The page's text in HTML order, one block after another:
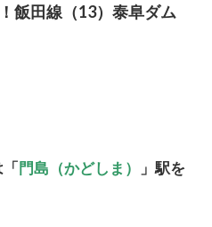
飯田線（13）泰阜ダム
門島（かどしま）
」駅を